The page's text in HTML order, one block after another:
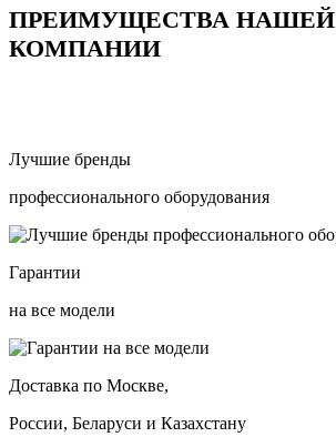
ПРЕИМУЩЕСТВА НАШЕЙ
КОМПАНИИ
Лучшие бренды
профессионального оборудования
Гарантии
на все модели
Доставка по Москве,
России, Беларуси и Казахстану